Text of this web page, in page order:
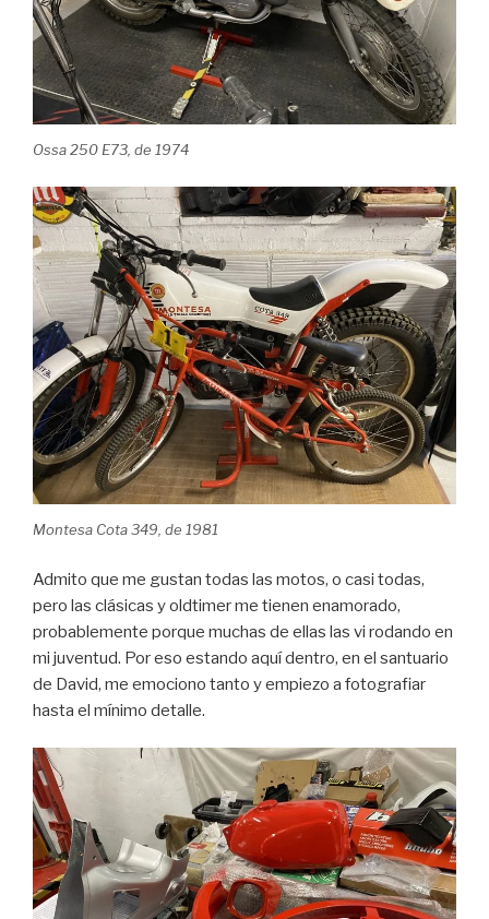
Ossa 250 E73, de 1974
Montesa Cota 349, de 1981
Admito que me gustan todas las motos, o casi todas,
pero las clásicas y oldtimer me tienen enamorado,
probablemente porque muchas de ellas las vi rodando en
mi juventud. Por eso estando aquí dentro, en el santuario
de David, me emociono tanto y empiezo a fotografiar
hasta el mínimo detalle.